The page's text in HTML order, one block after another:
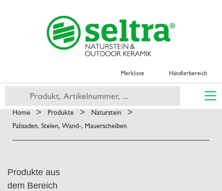
Merkliste Händlerbereich
Home > Produkte > Naturstein >
Palisaden, Stelen, Wand-, Mauerscheiben
Produkte aus
dem Bereich